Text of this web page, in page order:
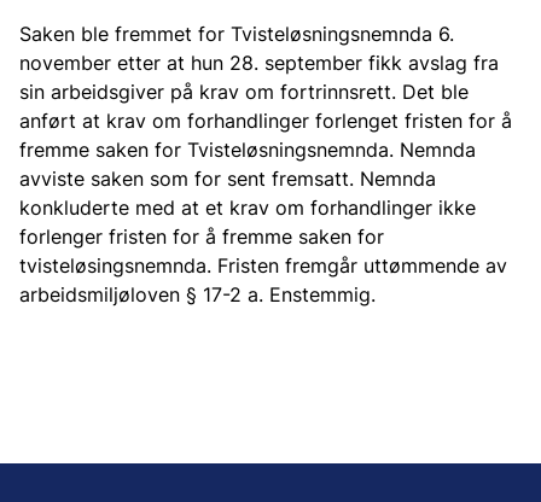
Saken ble fremmet for Tvisteløsningsnemnda 6.
november etter at hun 28. september fikk avslag fra
sin arbeidsgiver på krav om fortrinnsrett. Det ble
anført at krav om forhandlinger forlenget fristen for å
fremme saken for Tvisteløsningsnemnda. Nemnda
avviste saken som for sent fremsatt. Nemnda
konkluderte med at et krav om forhandlinger ikke
forlenger fristen for å fremme saken for
tvisteløsingsnemnda. Fristen fremgår uttømmende av
arbeidsmiljøloven § 17-2 a. Enstemmig.